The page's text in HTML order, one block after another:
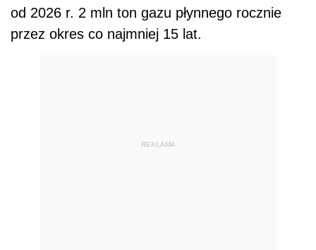
od 2026 r. 2 mln ton gazu płynnego rocznie
przez okres co najmniej 15 lat.
REKLAMA